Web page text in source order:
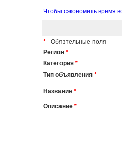
Чтобы сэкономить время
*- Обязтельные поля
Регион *
Категория *
Тип объявления *
Название *
Описание *